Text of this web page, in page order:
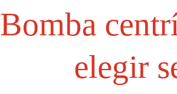
Bomba
elegir